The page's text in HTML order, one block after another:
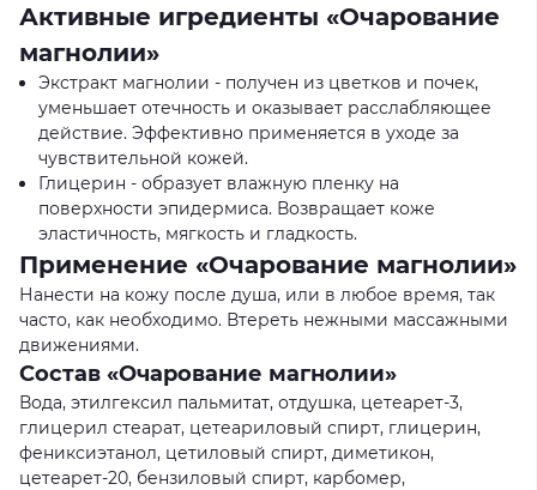
Активные игредиенты «Очарование
магнолии»
Экстракт магнолии - получен из цветков и почек,
уменьшает отечность и оказывает расслабляющее
действие. Эффективно применяется в уходе за
чувствительной кожей.
Глицерин - образует влажную пленку на
поверхности эпидермиса. Возвращает коже
эластичность, мягкость и гладкость.
Применение «Очарование магнолии»
Нанести на кожу после душа, или в любое время, так
часто, как необходимо. Втереть нежными массажными
движениями.
Состав «Очарование магнолии»
Вода, этилгексил пальмитат, отдушка, цетеарет-3,
глицерил стеарат, цетеариловый спирт, глицерин,
фениксиэтанол, цетиловый спирт, диметикон,
цетеарет-20, бензиловый спирт, карбомер,